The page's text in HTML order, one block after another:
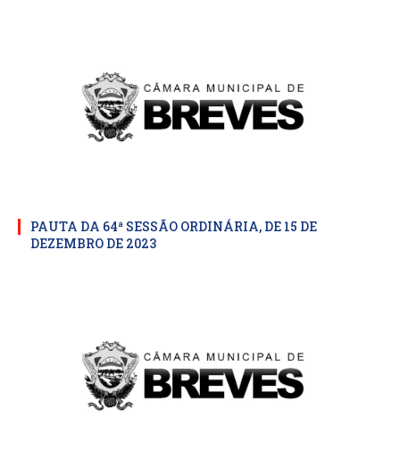
PAUTA DA 64ª SESSÃO ORDINÁRIA, DE 15 DE
DEZEMBRO DE 2023